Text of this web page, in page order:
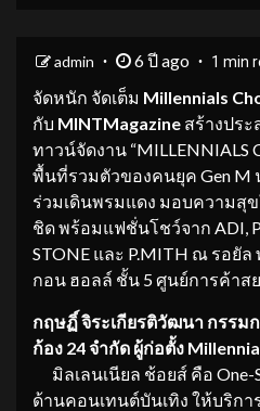
admin 6 ปี ago 1 min
จัดหนัก จัดเต็ม Millennials
กับ MINTMagazine สร้างปร
ทาวน์จัดงาน “MILLENNIALS
พื้นที่รวมตัวของคนยุค Gen
ร่วมเดินพรมแดง มอบความสุ
ชิด พร้อมแฟชั่นโชว์จาก ADI,
STONE และ P.MITH ณ รอยัล
กอน ฮอลล์ ชั้น 5 ศูนย์การค้าส
กฤษฏิ์ จิระเกียรติวัฒนา กรรม
ก้อง 24 จำกัด ผู้ก่อตั้ง
มิลเลนเนียล ช้อยส์ คือ One-
ด้านคอนเทนต์บันเทิง ให้บริก